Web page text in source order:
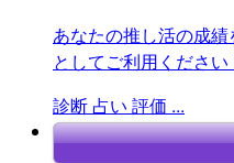
あなたの推し活の成
としてご利用ください
診断 占い 評価 ...